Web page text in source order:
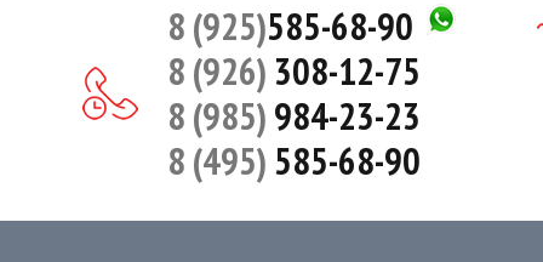
8 (925)585-68-90
8 (926) 308-12-75
8 (985)984-23-23
8 (495)585-68-90